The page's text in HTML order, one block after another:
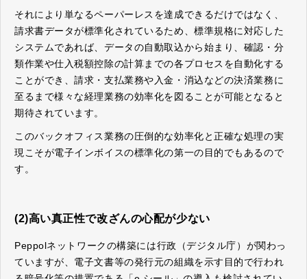
それにより単なるペーパーレスを達成できるだけではなく、
請求書データが標準化されているため、標準規格に対応した
システムであれば、データの自動取込から始まり、確認・分
類作業や仕入税額控除の計算までの各プロセスを自動化する
ことができ、請求・支払業務や入金・消込などの決済業務に
至るまで様々な経理業務の効率化を図ることが可能となると
期待されています。
このバックオフィス業務の圧倒的な効率化と正確な処理の実
現こそが電子インボイスの標準化の第一の目的でもあるので
す。
(2)高い真正性で改ざんの心配が少ない
Peppolネットワークの構築には行政（デジタル庁）が関わっ
ていますが、電子文書等の発行元の組織を示す目的で行われ